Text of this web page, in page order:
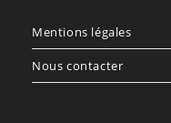
Mentions légales
Nous contacter